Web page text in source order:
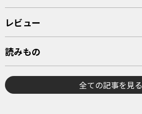
レビュー
読みもの
全ての記事を見る